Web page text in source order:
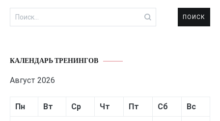
Найти:
КАЛЕНДАРЬ ТРЕНИНГОВ
Август 2026
Пн Вт Ср Чт Пт Сб Вс